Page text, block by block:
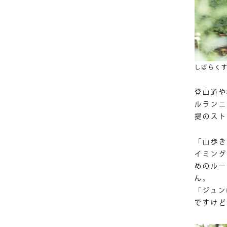
しばらく
登山道
ルラン
提のス
「山歩
イミン
めのル
ん。
「ジュ
ですけ